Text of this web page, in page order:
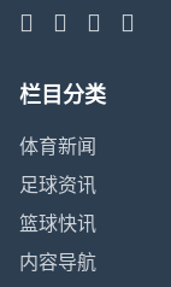
栏目分类
体育新闻
足球资讯
篮球快讯
内容导航